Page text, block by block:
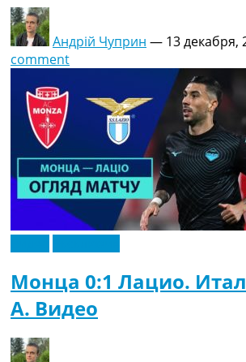
Андрій Чуприн — 13 декабря,
comment
Монца 0:1 Лацио.
A. Видео